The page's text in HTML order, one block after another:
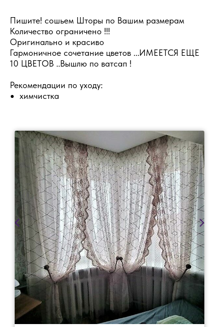
Пишите! сошьем Шторы по Вашим размерам
Количество ограничено !!!
Оригинально и красиво
Гармоничное сочетание цветов ...ИМЕЕТСЯ ЕЩЕ
10 ЦВЕТОВ ..Вышлю по ватсап !
Рекомендации по уходу:
химчистка